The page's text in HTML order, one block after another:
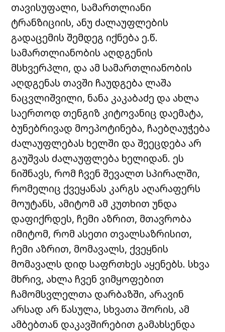
თავისუფალი, სამართლიანი
ტრანზიციის, ანუ ძალაუფლების
გადაცემის შემდეგ იქნება ე.წ.
სამართლიანობის აღდგენის
მსხვერპლი, და ამ სამართლიანობის
აღდგენას თავში ჩაუდგება ლაშა
ნაცვლიშვილი, ნანა კაკაბაძე და ახლა
საერთოდ თენგიზ კიტოვანიც დაემატა,
ბუნებრივად მოეპოტინება, ჩაებღაუჭება
ძალაუფლებას ხელში და შეეცდება არ
გაუშვას ძალაუფლება ხელიდან. ეს
ნიშნავს, რომ ჩვენ შევალთ სპირალში,
რომელიც ქვეყანას კარგს აღარაფერს
მოუტანს, ამიტომ ამ კუთხით უნდა
დაფიქრდეს, ჩემი აზრით, მთავრობა
იმიტომ, რომ ასეთი თვალსაზრისით,
ჩემი აზრით, მომავალს, ქვეყნის
მომავალს დიდ საფრთხეს აყენებს. სხვა
მხრივ, ახლა ჩვენ ვიმყოფებით
ჩამომსვლელთა დარბაზში, არავინ
არსად არ წასულა, სხვათა შორის, ამ
ამბებთან დაკავშირებით გამახსენდა